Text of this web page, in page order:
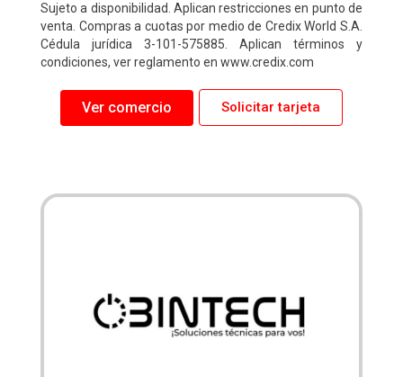
Sujeto a disponibilidad. Aplican restricciones en punto de
venta. Compras a cuotas por medio de Credix World S.A.
Cédula jurídica 3-101-575885. Aplican términos y
condiciones, ver reglamento en www.credix.com
Ver comercio Solicitar tarjeta